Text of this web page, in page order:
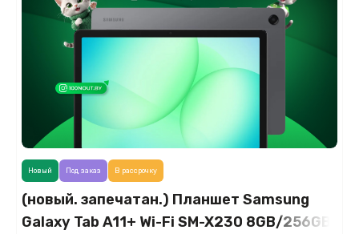
(новый. запечатан.) Планшет Samsung
Galaxy Tab A11+ Wi-Fi SM-X230 8GB/256GB
Новый Под заказ В рассрочку